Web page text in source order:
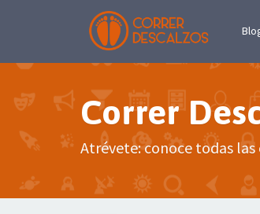
Correr
Atrévete: conoce todas